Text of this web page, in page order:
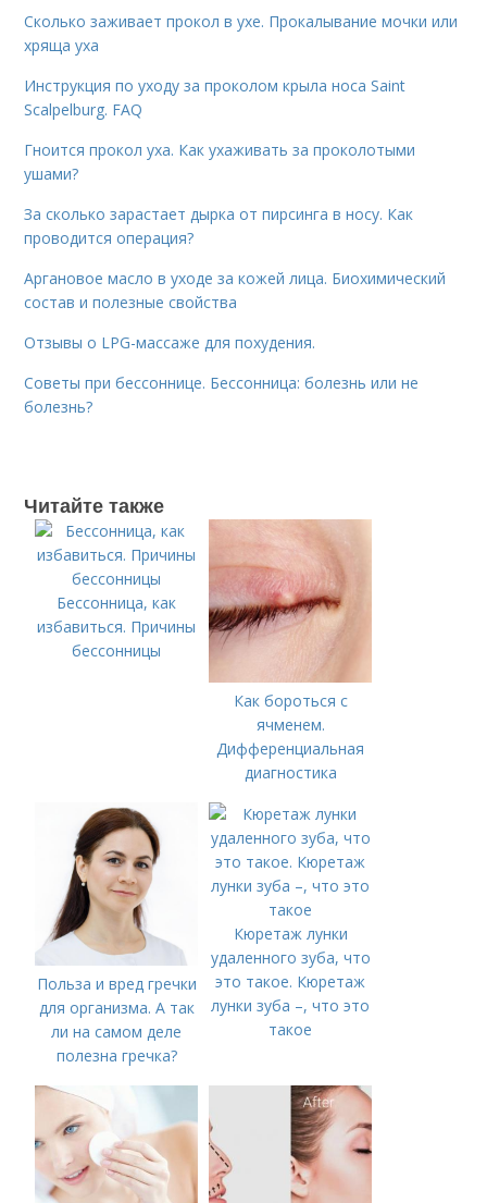
Сколько заживает прокол в ухе. Прокалывание мочки или
хряща уха
Инструкция по уходу за проколом крыла носа Saint
Scalpelburg. FAQ
Гноится прокол уха. Как ухаживать за проколотыми
ушами?
За сколько зарастает дырка от пирсинга в носу. Как
проводится операция?
Аргановое масло в уходе за кожей лица. Биохимический
состав и полезные свойства
Отзывы о LPG-массаже для похудения.
Советы при бессоннице. Бессонница: болезнь или не
болезнь?
Читайте также
Бессонница, как
избавиться. Причины
бессонницы
Как бороться с
ячменем.
Дифференциальная
диагностика
Польза и вред гречки
для организма. А так
ли на самом деле
полезна гречка?
Кюретаж лунки
удаленного зуба, что
это такое. Кюретаж
лунки зуба –, что это
такое